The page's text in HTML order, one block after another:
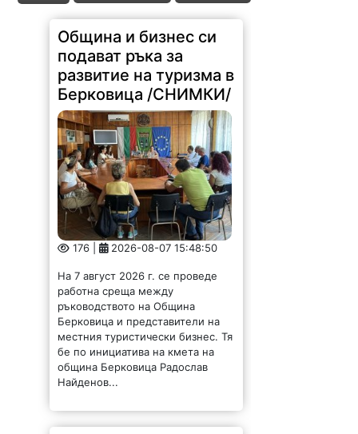
Община и бизнес си
подават ръка за
развитие на туризма в
Берковица /СНИМКИ/
176 | 2026-08-07 15:48:50
На 7 август 2026 г. се проведе
работна среща между
ръководството на Община
Берковица и представители на
местния туристически бизнес. Тя
бе по инициатива на кмета на
община Берковица Радослав
Найденов...